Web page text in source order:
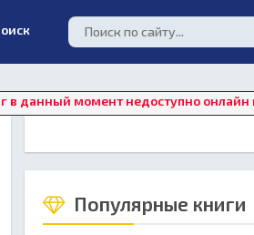
момент недоступно онлайн
Популярные книги